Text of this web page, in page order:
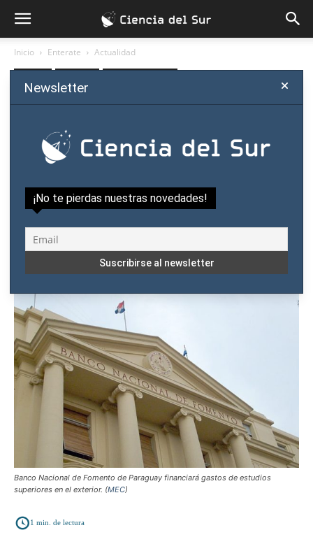
Inicio Enterate Actualidad
Gobierno paraguayo crea
línea de crédito para estudiar
en el exterior
Banco Nacional de Fomento de Paraguay financiará gastos de estudios
superiores en el exterior. (MEC)
1 min. de lectura
Newsletter
¡No te pierdas nuestras novedades!